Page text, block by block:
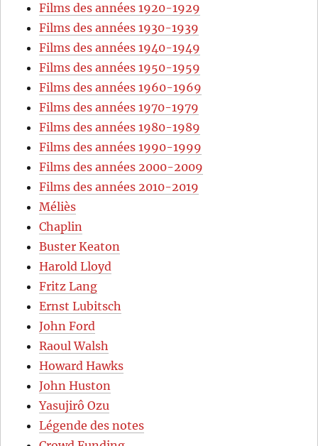
Films des années 1920-1929
Films des années 1930-1939
Films des années 1940-1949
Films des années 1950-1959
Films des années 1960-1969
Films des années 1970-1979
Films des années 1980-1989
Films des années 1990-1999
Films des années 2000-2009
Films des années 2010-2019
Méliès
Chaplin
Buster Keaton
Harold Lloyd
Fritz Lang
Ernst Lubitsch
John Ford
Raoul Walsh
Howard Hawks
John Huston
Yasujirô Ozu
Légende des notes